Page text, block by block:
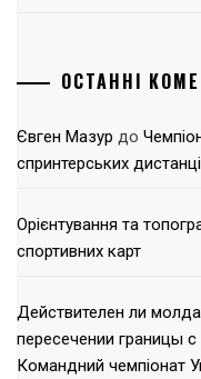
ОСТАННІ
Євген Мазур до
спринтерських
Орієнтування та
спортивних карт
Действителен ли
пересечении границы с
Командний чемпіонат